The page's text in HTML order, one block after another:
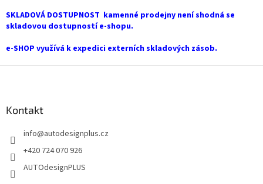
í
p
v
y
SKLADOVÁ DOSTUPNOST kamenné prodejny není shodná se
skladovou dostupností e-shopu.
e-SHOP využívá k expedici externích skladových zásob.
Kontakt
info@autodesignplus.cz
+420 724 070 926
AUTOdesignPLUS